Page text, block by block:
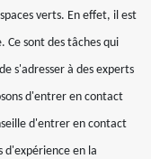
verts. En effet, il est
Ce sont des tâches qui
s'adresser à des experts
d'entrer en contact
d'entrer en contact
d'expérience en la